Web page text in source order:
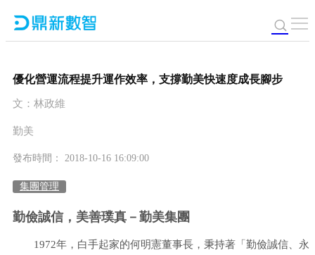
優化營運流程提升運作效率，支撐勤美快速度成長腳步
文：林政維
勤美
發布時間： 2018-10-16 16:09:00
集團管理
勤儉誠信，美善璞真－勤美集團
1972年，白手起家的何明憲董事長，秉持著「勤儉誠信、永